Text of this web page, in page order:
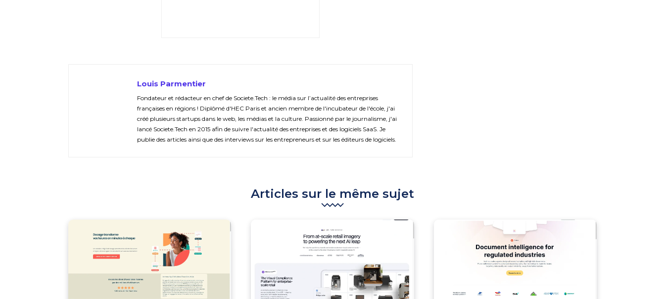
Louis Parmentier
Fondateur et rédacteur en chef de Societe.Tech : le média sur l’actualité des entreprises
françaises en régions ! Diplômé d'HEC Paris et ancien membre de l'incubateur de l'école, j'ai
créé plusieurs startups dans le web, les médias et la culture. Passionné par le journalisme, j'ai
lancé Societe.Tech en 2015 afin de suivre l'actualité des entreprises et des logiciels SaaS. Je
publie des articles ainsi que des interviews sur les entrepreneurs et sur les éditeurs de logiciels.
Articles sur le même sujet